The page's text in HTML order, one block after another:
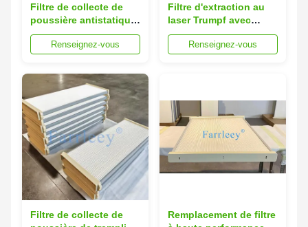
Filtre de collecte de
poussière antistatique
à 99,95% d'efficacité et
technologie de
pour la découpe laser
Renseignez-vous
Filtre d'extraction au
laser Trumpf avec
99,95% d'efficacité,
revêtu de téflon pour
installation facile
Renseignez-vous
Filtre de collecte de
Remplacement de filtre